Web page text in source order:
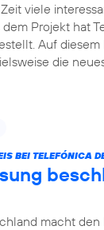
viele
Projekt hat
Auf
die
BEI TELEFÓNICA
macht